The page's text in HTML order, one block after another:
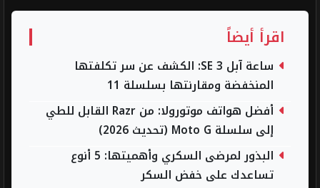
اقرأ أيضاً
ساعة آبل SE 3: الكشف عن سر تكلفتها
المنخفضة ومقارنتها بسلسلة 11
أفضل هواتف موتورولا: من Razr القابل للطي
إلى سلسلة Moto G (تحديث 2026)
البذور لمرضى السكري وأهميتها: 5 أنوع
تساعدك على خفض السكر